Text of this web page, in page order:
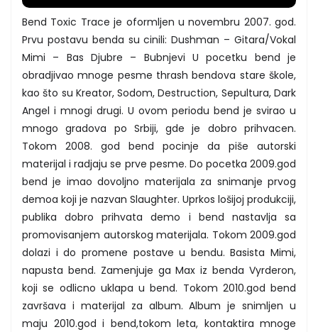
Bend Toxic Trace je oformljen u novembru 2007. god.
Prvu postavu benda su cinili: Dushman – Gitara/Vokal
Mimi – Bas Djubre – Bubnjevi U pocetku bend je
obradjivao mnoge pesme thrash bendova stare škole,
kao što su Kreator, Sodom, Destruction, Sepultura, Dark
Angel i mnogi drugi. U ovom periodu bend je svirao u
mnogo gradova po Srbiji, gde je dobro prihvacen.
Tokom 2008. god bend pocinje da piše autorski
materijal i radjaju se prve pesme. Do pocetka 2009.god
bend je imao dovoljno materijala za snimanje prvog
demoa koji je nazvan Slaughter. Uprkos lošijoj produkciji,
publika dobro prihvata demo i bend nastavlja sa
promovisanjem autorskog materijala. Tokom 2009.god
dolazi i do promene postave u bendu. Basista Mimi,
napusta bend. Zamenjuje ga Max iz benda Vyrderon,
koji se odlicno uklapa u bend. Tokom 2010.god bend
završava i materijal za album. Album je snimljen u
maju 2010.god i bend,tokom leta, kontaktira mnoge